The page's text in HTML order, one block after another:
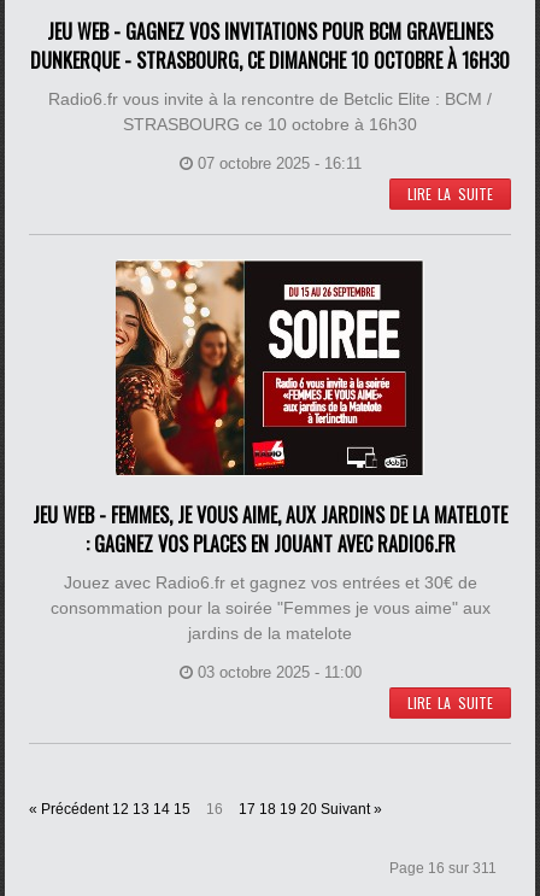
JEU WEB - GAGNEZ VOS INVITATIONS POUR BCM GRAVELINES
DUNKERQUE - STRASBOURG, CE DIMANCHE 10 OCTOBRE À 16H30
Radio6.fr vous invite à la rencontre de Betclic Elite : BCM /
STRASBOURG ce 10 octobre à 16h30
07 octobre 2025 - 16:11
LIRE LA SUITE
JEU WEB - FEMMES, JE VOUS AIME, AUX JARDINS DE LA MATELOTE
: GAGNEZ VOS PLACES EN JOUANT AVEC RADIO6.FR
Jouez avec Radio6.fr et gagnez vos entrées et 30€ de
consommation pour la soirée "Femmes je vous aime" aux
jardins de la matelote
03 octobre 2025 - 11:00
LIRE LA SUITE
« Précédent 12 13 14 15 16 17 18 19 20 Suivant »
Page 16 sur 311